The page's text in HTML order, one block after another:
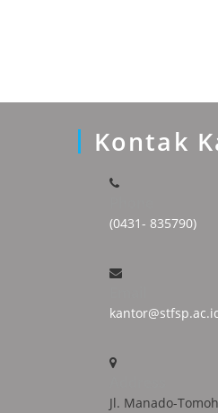
Kontak
(0431- 835790)
Jl. Manado-